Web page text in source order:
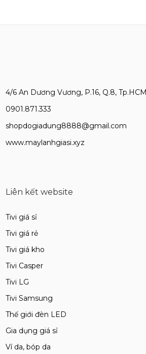
4/6 An Dương Vương, P.16, Q.8, Tp.HCM
0901.871.333
shopdogiadung8888@gmail.com
www.maylanhgiasi.xyz
Liên kết website
Tivi giá sỉ
Tivi giá rẻ
Tivi giá kho
Tivi Casper
Tivi LG
Tivi Samsung
Thế giới đèn LED
Gia dụng giá sỉ
Ví da, bóp da